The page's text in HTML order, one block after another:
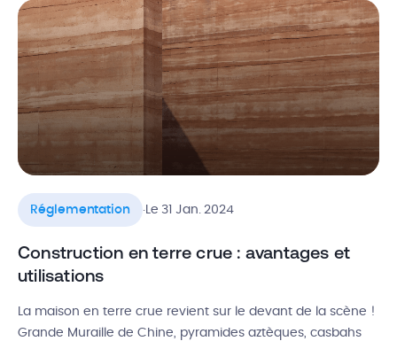
Réglementation .Le 31 Jan. 2024
Construction en terre crue : avantages et
utilisations
La maison en terre crue revient sur le devant de la scène !
Grande Muraille de Chine, pyramides aztèques, casbahs